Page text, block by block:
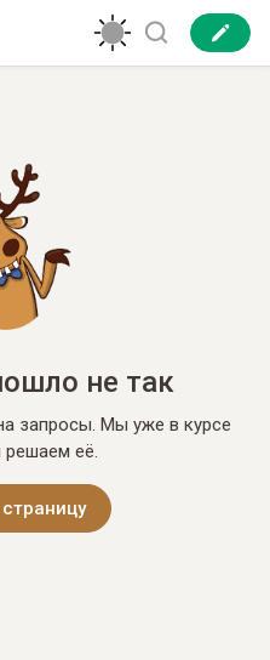
не так
запросы. Мы уже в курсе
её.